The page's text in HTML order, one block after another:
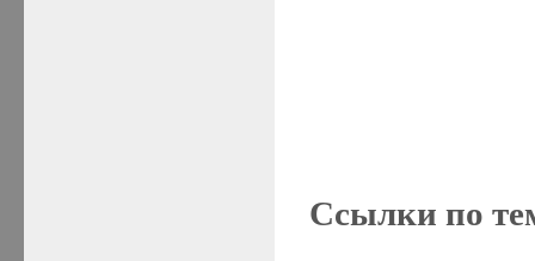
Ссылки по